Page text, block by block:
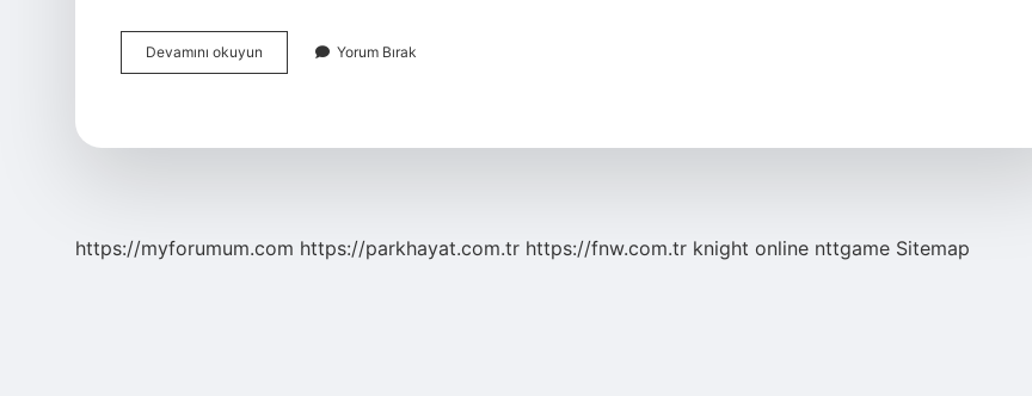
Devamını okuyun
Salamı
Yorum Bırak
https://myforumum.com https://parkhayat.com.tr https://fnw.com.tr knight online nttgame Sitemap